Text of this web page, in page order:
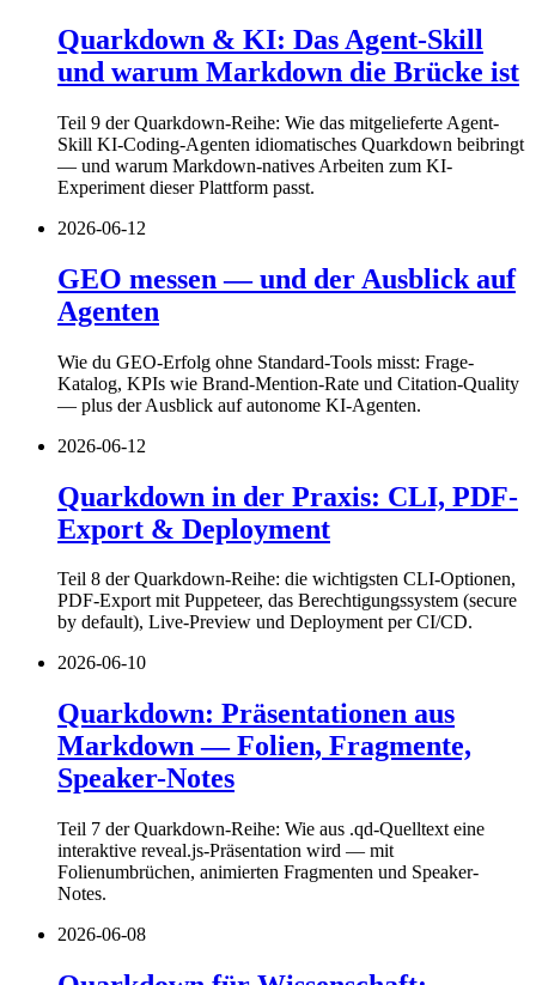
Quarkdown & KI: Das Agent-Skill
und warum Markdown die Brücke ist
Teil 9 der Quarkdown-Reihe: Wie das mitgelieferte Agent-
Skill KI-Coding-Agenten idiomatisches Quarkdown beibringt
— und warum Markdown-natives Arbeiten zum KI-
Experiment dieser Plattform passt.
2026-06-12
GEO messen — und der Ausblick auf
Agenten
Wie du GEO-Erfolg ohne Standard-Tools misst: Frage-
Katalog, KPIs wie Brand-Mention-Rate und Citation-Quality
— plus der Ausblick auf autonome KI-Agenten.
2026-06-12
Quarkdown in der Praxis: CLI, PDF-
Export & Deployment
Teil 8 der Quarkdown-Reihe: die wichtigsten CLI-Optionen,
PDF-Export mit Puppeteer, das Berechtigungssystem (secure
by default), Live-Preview und Deployment per CI/CD.
2026-06-10
Quarkdown: Präsentationen aus
Markdown — Folien, Fragmente,
Speaker-Notes
Teil 7 der Quarkdown-Reihe: Wie aus .qd-Quelltext eine
interaktive reveal.js-Präsentation wird — mit
Folienumbrüchen, animierten Fragmenten und Speaker-
Notes.
2026-06-08